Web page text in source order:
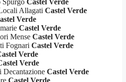
Allagati Castel Verde
Verde
Castel Verde
Mense Castel Verde
Fognari Castel Verde
Verde
Verde
Decantazione Castel Verde
Castel Verde